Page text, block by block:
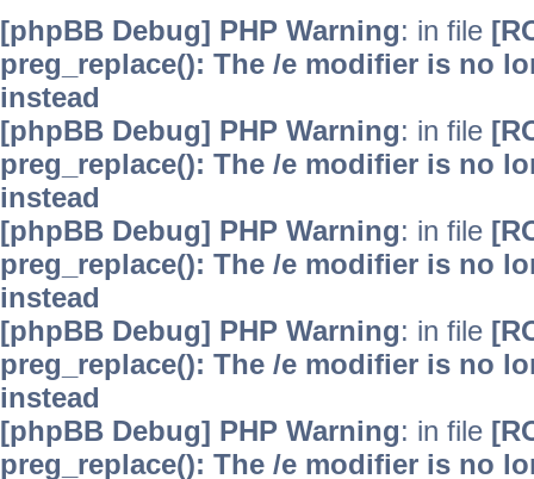
[phpBB Debug] PHP Warning: in file
preg_replace(): The /e modifier is no
instead
[phpBB Debug] PHP Warning: in file
preg_replace(): The /e modifier is no
instead
[phpBB Debug] PHP Warning: in file
preg_replace(): The /e modifier is no
instead
[phpBB Debug] PHP Warning: in file
preg_replace(): The /e modifier is no
instead
[phpBB Debug] PHP Warning: in file
preg_replace(): The /e modifier is no